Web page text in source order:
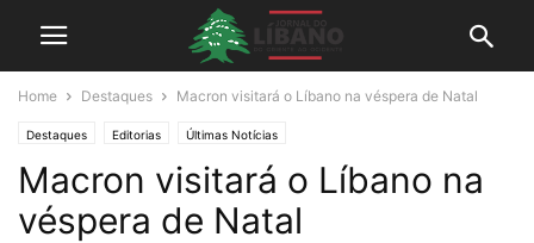
Home Destaques Macron visitará o Líbano na véspera de Natal
Destaques Editorias Últimas Notícias
Macron visitará o Líbano na
véspera de Natal